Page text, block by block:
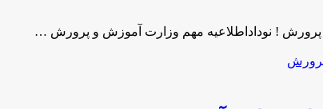
! نوداداطلاعیه مهم وزارت آموزش و پرورش …